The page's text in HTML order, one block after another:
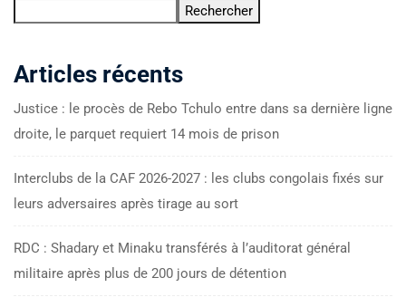
Rechercher
Articles récents
Justice : le procès de Rebo Tchulo entre dans sa dernière ligne
droite, le parquet requiert 14 mois de prison
Interclubs de la CAF 2026-2027 : les clubs congolais fixés sur
leurs adversaires après tirage au sort
RDC : Shadary et Minaku transférés à l’auditorat général
militaire après plus de 200 jours de détention